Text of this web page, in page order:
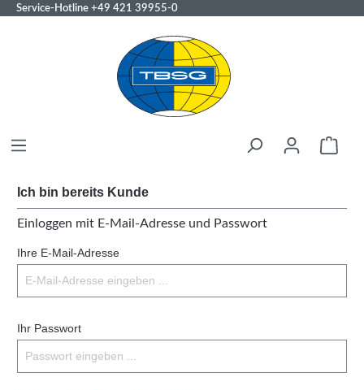
Service-Hotline +49 421 39955-0
Ich bin bereits Kunde
Einloggen mit E-Mail-Adresse und Passwort
Ihre E-Mail-Adresse
Ihr Passwort